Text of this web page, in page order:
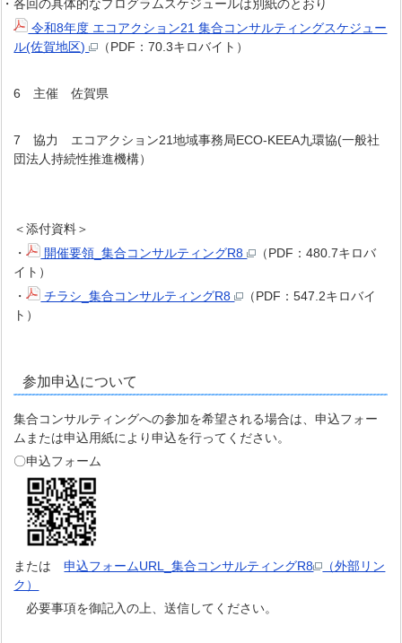
回の具体的なプログラムスケジュールは別紙のとおり
令和8年度 エコアクション21 集合コンサルティングスケジュー
ル(佐賀地区)
（PDF：70.3キロバイト）
6 主催 佐賀県
7 協力 エコアクション21地域事務局ECO-KEEA九環協(一般社
団法人持続性推進機構）
＜添付資料＞
・
開催要領_集合コンサルティングR8
（PDF：480.7キロバ
イト）
・
チラシ_集合コンサルティングR8
（PDF：547.2キロバイ
ト）
参加申込について
集合コンサルティングへの参加を希望される場合は、申込フォー
ムまたは申込用紙により申込を行ってください。
〇申込フォーム
または申込フォームURL_集合コンサルティングR8
（外部リン
ク）
必要事項を御記入の上、送信してください。